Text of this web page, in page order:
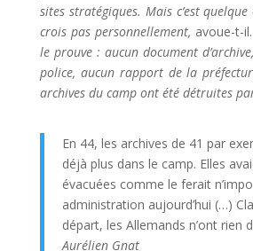
sites stratégiques. Mais c’est
crois pas personnellement, avoue-t-il.
le prouve : aucun document
police, aucun rapport de la
archives du camp ont été détruites
En 44, les archives de 41 par
déjà plus dans le camp. Elles
évacuées comme le ferait
administration aujourd’hui (…)
départ, les Allemands n’ont rien
Aurélien Gnat